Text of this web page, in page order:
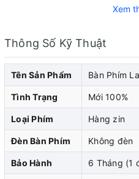
Bàn phím laptop Lenovo
trang bị trên máy tính xách
thời gian sử dụng, bàn
Xem
Thông Số Kỹ Thuật
Tên Sản Phẩm Bàn Phím
Tình Trạng Mới 100%
Loại Phím Hàng zin
Đèn Bàn Phím Không đèn
Bảo Hành 6 Tháng (1